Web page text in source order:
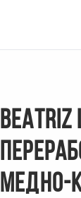
МЕДНО-